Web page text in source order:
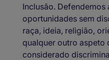
Inclusão. Defendemos
oportunidades sem
raça, ideia, religião,
qualquer outro aspeto
considerado